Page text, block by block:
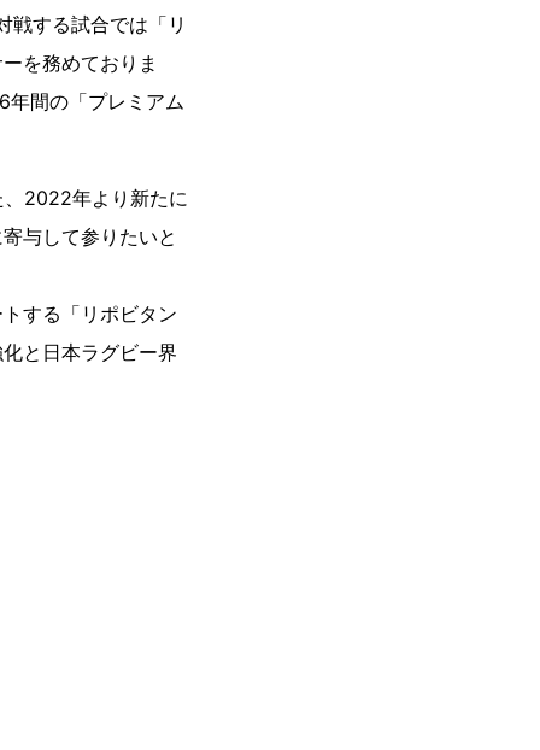
戦する試合では「リ
を務めておりま
年間の「プレミアム
、2022年より新たに
与して参りたいと
する「リポビタン
と日本ラグビー界